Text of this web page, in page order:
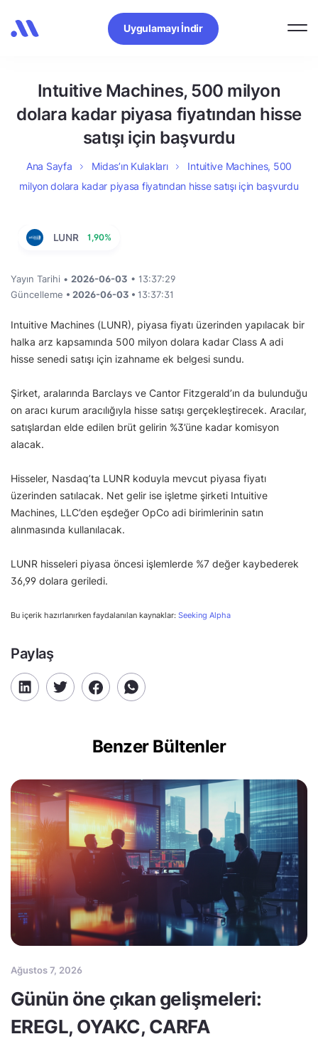
Uygulamayı İndir
Intuitive Machines, 500 milyon
dolara kadar piyasa fiyatından hisse
satışı için başvurdu
Ana Sayfa Midas’ın Kulakları
Intuitive Machines, 500
milyon dolara kadar piyasa fiyatından hisse satışı için başvurdu
LUNR 1,90%
Yayın Tarihi • 2026-06-03 • 13:37:29
Güncelleme • 2026-06-03 • 13:37:31
Intuitive Machines (LUNR), piyasa fiyatı üzerinden yapılacak bir
halka arz kapsamında 500 milyon dolara kadar Class A adi
hisse senedi satışı için izahname ek belgesi sundu.
Şirket, aralarında Barclays ve Cantor Fitzgerald’ın da bulunduğu
on aracı kurum aracılığıyla hisse satışı gerçekleştirecek. Aracılar,
satışlardan elde edilen brüt gelirin %3’üne kadar komisyon
alacak.
Hisseler, Nasdaq’ta LUNR koduyla mevcut piyasa fiyatı
üzerinden satılacak. Net gelir ise işletme şirketi Intuitive
Machines, LLC’den eşdeğer OpCo adi birimlerinin satın
alınmasında kullanılacak.
LUNR hisseleri piyasa öncesi işlemlerde %7 değer kaybederek
36,99 dolara geriledi.
Bu içerik hazırlanırken faydalanılan kaynaklar: Seeking Alpha
Paylaş
Benzer Bültenler
Ağustos 7, 2026
Günün öne çıkan gelişmeleri:
EREGL, OYAKC, CARFA